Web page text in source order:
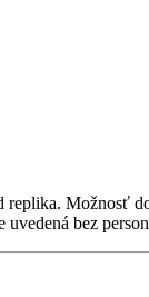
Možnosť
uvedená bez